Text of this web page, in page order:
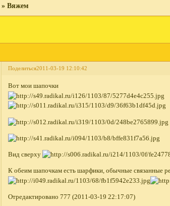
» Вяжем
Поделиться2011-03-19 12:10:42
Вот мои шапочки
Вид сверху
К обеим шапочкам есть шарфики, обычные связанные
Отредактировано 777 (2011-03-19 22:17:07)